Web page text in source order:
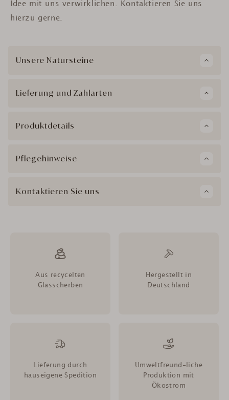
Idee mit uns verwirklichen. Kontaktieren Sie uns
hierzu gerne.
Unsere Natursteine
Lieferung und Zahlarten
Produktdetails
Pflegehinweise
Kontaktieren Sie uns
Aus recycelten
Glasscherben
Hergestellt in
Deutschland
Lieferung durch
hauseigene Spedition
Umweltfreund-liche
Produktion mit
Ökostrom